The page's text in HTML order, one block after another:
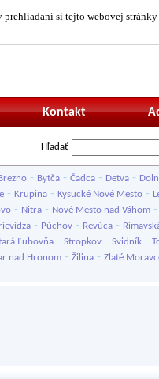
si tejto webovej
Kontakt
Hľadať
- Bytča - Čadca - Detva -
- Krupina - Kysucké Nové Mesto -
- Nitra - Nové Mesto nad Váhom -
- Púchov - Revúca -
Ľubovňa - Stropkov - Svidník -
nad Hronom - Žilina - Zlaté